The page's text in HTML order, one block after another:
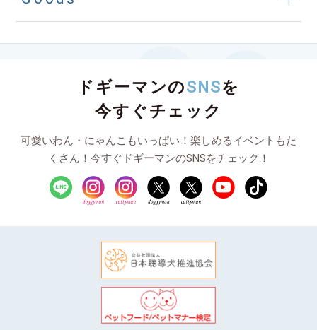
ドギーマンのSNSを
今すぐチェック
可愛いわん・にゃんこもいっぱい！楽しめるイベントもた
くさん！今すぐドギーマンのSNSをチェック！